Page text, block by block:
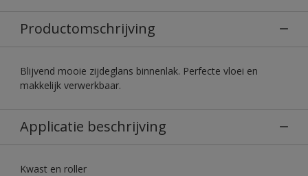
Productomschrijving
Blijvend mooie zijdeglans binnenlak. Perfecte vloei en
makkelijk verwerkbaar.
Applicatie beschrijving
Kwast en roller